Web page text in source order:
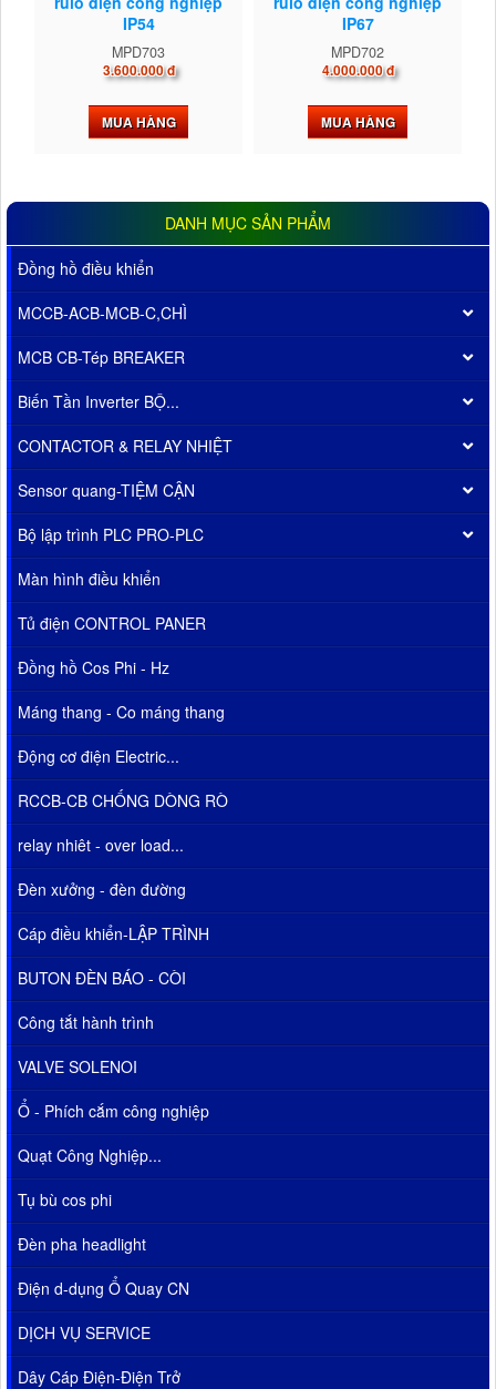
IP54
MPD703
3.600.000 đ
MUA HÀNG
IP67
MPD702
4.000.000 đ
MUA HÀNG
DANH MỤC SẢN PHẨM
Đồng hồ điều khiển
MCCB-ACB-MCB-C,CHÌ
MCB CB-Tép BREAKER
Biến Tần Inverter BỘ...
CONTACTOR & RELAY NHIỆT
Sensor quang-TIỆM CẬN
Bộ lập trình PLC PRO-PLC
Màn hình điều khiển
Tủ điện CONTROL PANER
Đồng hồ Cos Phi - Hz
Máng thang - Co máng thang
Động cơ điện Electric...
RCCB-CB CHỐNG DÒNG RÒ
relay nhiêt - over load...
Đèn xưởng - đèn đường
Cáp điều khiển-LẬP TRÌNH
BUTON ĐÈN BÁO - CÒI
Công tắt hành trình
VALVE SOLENOI
Ổ - Phích cắm công nghiệp
Quạt Công Nghiệp...
Tụ bù cos phi
Đèn pha headlight
Điện d-dụng Ổ Quay CN
DỊCH VỤ SERVICE
Dây Cáp Điện-Điện Trở